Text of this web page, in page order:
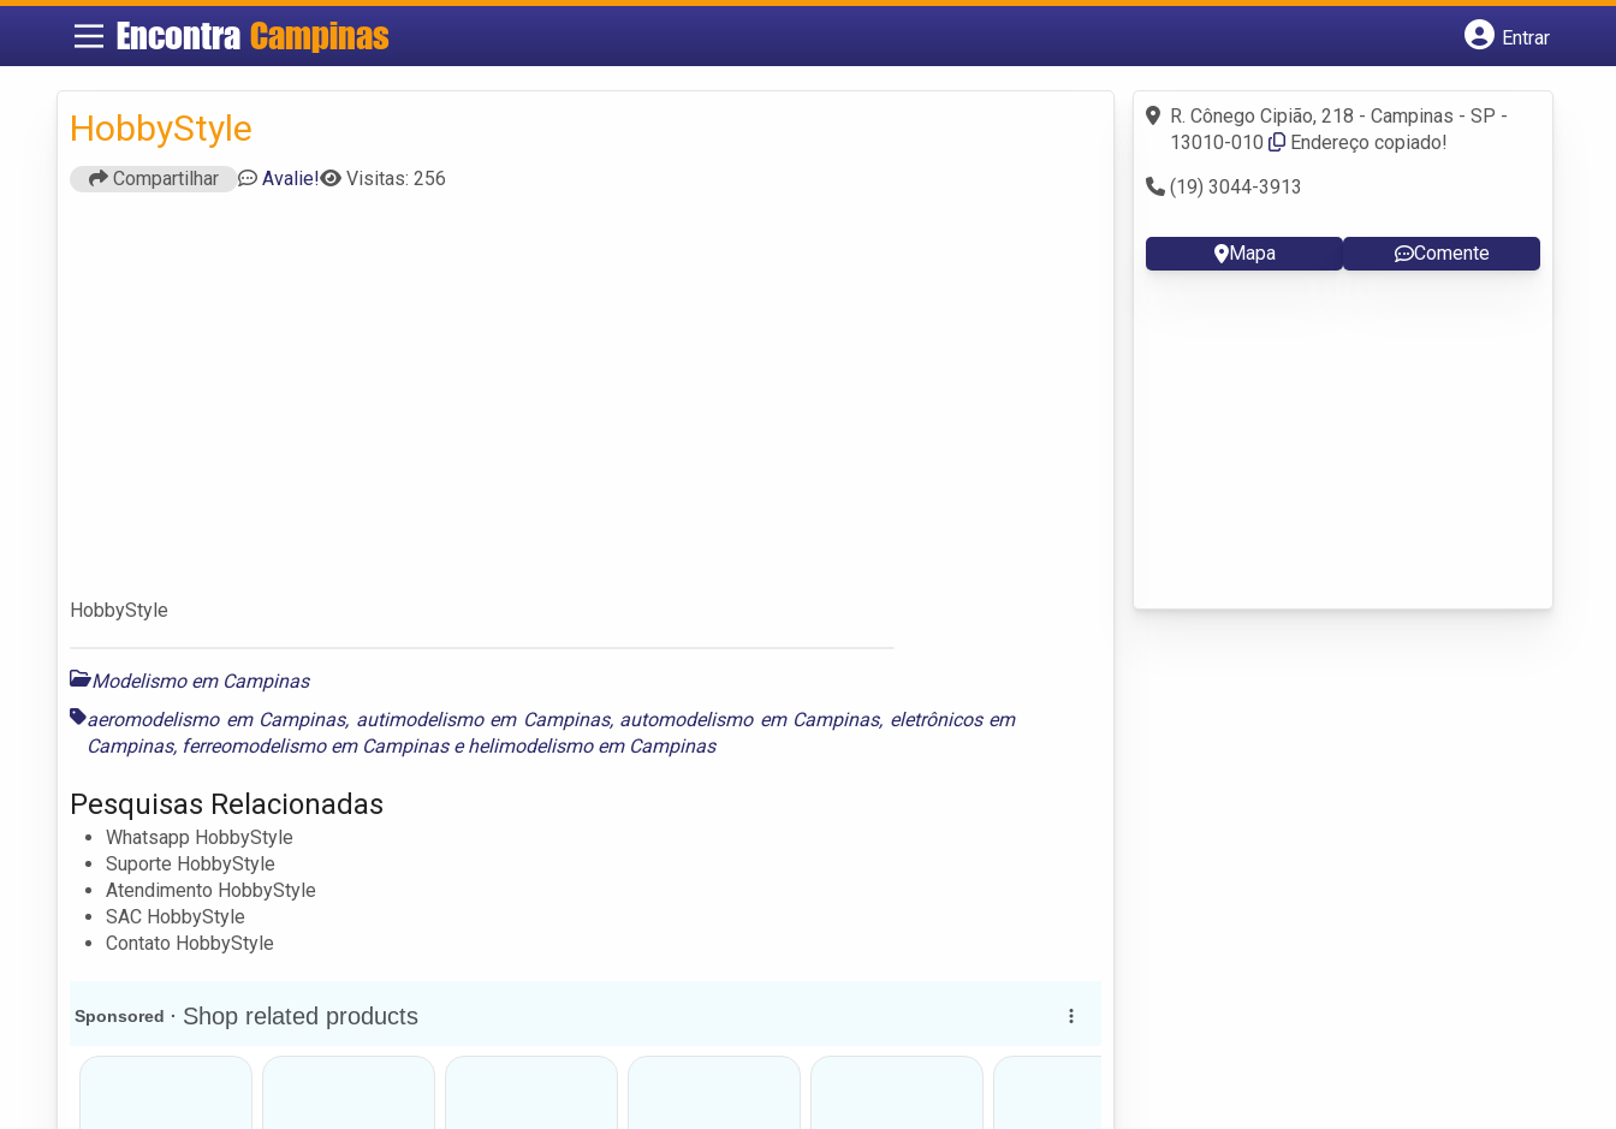
EncontraCampinas
Entrar
Fazer login
Criar conta
HobbyStyle
Compartilhar Avalie! Visitas: 256
HobbyStyle
Modelismo em Campinas
aeromodelismo em Campinas, autimodelismo em Campinas, automodelismo em Campinas, eletrônicos em
Campinas, ferreomodelismo em Campinasehelimodelismo em Campinas
Pesquisas Relacionadas
Whatsapp HobbyStyle
Suporte HobbyStyle
Atendimento HobbyStyle
SAC HobbyStyle
Contato HobbyStyle
R. Cônego Cipião, 218 - Campinas - SP -
13010-010
Endereço copiado!
(19) 3044-3913
Mapa Comente